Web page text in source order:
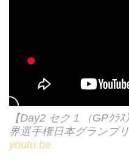
【Day2 セク１（GPｸﾗ
界選手権日本グランプリ
youtu.be